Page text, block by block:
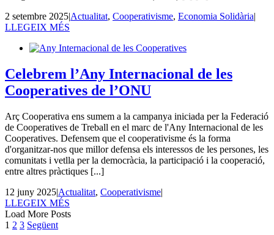
2 setembre 2025|Actualitat, Cooperativisme, Economia Solidària|
LLEGEIX MÉS
Celebrem l’Any Internacional de les
Cooperatives de l’ONU
Arç Cooperativa ens sumem a la campanya iniciada per la Federació
de Cooperatives de Treball en el marc de l'Any Internacional de les
Cooperatives. Defensem que el cooperativisme és la forma
d'organitzar-nos que millor defensa els interessos de les persones, les
comunitats i vetlla per la democràcia, la participació i la cooperació,
entre altres pràctiques [...]
12 juny 2025|Actualitat, Cooperativisme|
LLEGEIX MÉS
Load More Posts
1 2 3 Següent